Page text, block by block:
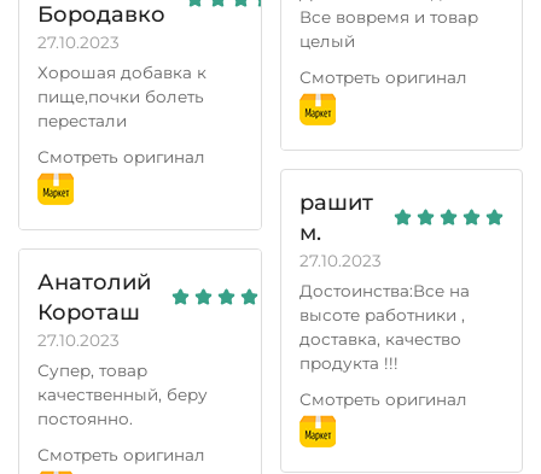
Бородавко
27.10.2023
Хорошая добавка к
пище,почки болеть
перестали
Смотреть оригинал
Анатолий
Короташ
27.10.2023
Супер, товар
качественный, беру
постоянно.
Смотреть оригинал
Все вовремя и товар
целый
Смотреть оригинал
рашит
м.
27.10.2023
Достоинства:Все на
высоте работники ,
доставка, качество
продукта !!!
Смотреть оригинал